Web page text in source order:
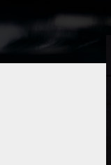
장착
보센은 약 5,000대